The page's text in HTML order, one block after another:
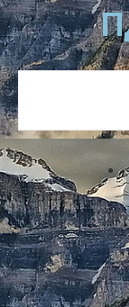
П
YearMonth
YearMonth